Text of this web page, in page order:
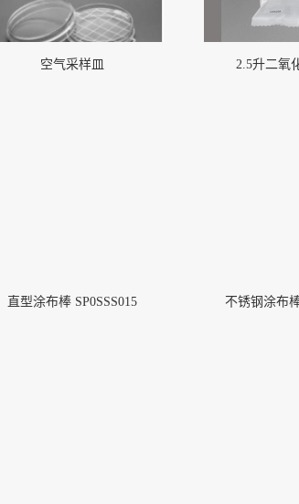
空气采样皿 2.5升二氧
直型涂布棒 SP0SSS015 不锈钢涂布